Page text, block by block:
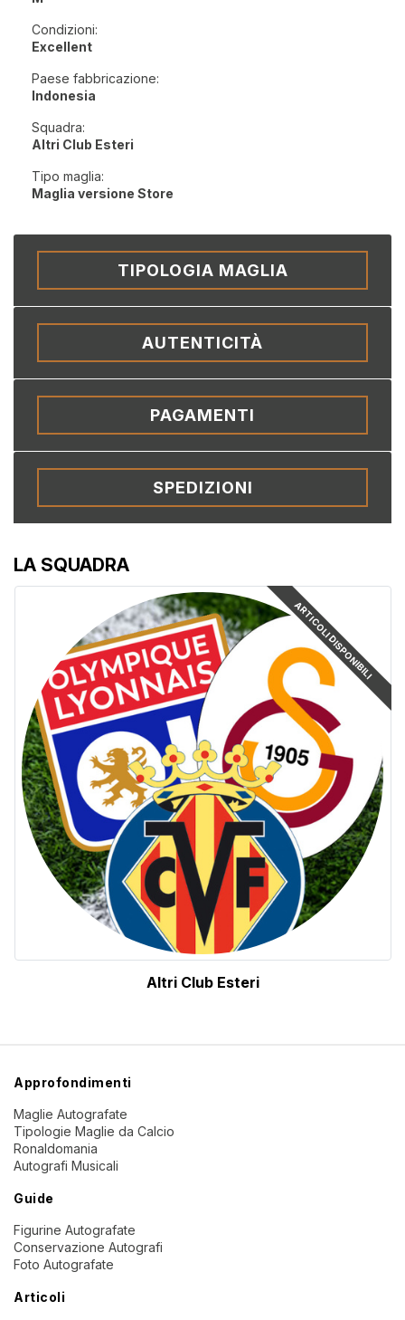
LA SQUADRA
ARTICOLI DISPONIBILI
Altri Club Esteri
Condizioni:
Excellent
Paese fabbricazione:
Indonesia
Squadra:
Altri Club Esteri
Tipo maglia:
Maglia versione Store
TIPOLOGIA MAGLIA
AUTENTICITÀ
PAGAMENTI
SPEDIZIONI
Approfondimenti
Maglie Autografate
Tipologie Maglie da Calcio
Ronaldomania
Autografi Musicali
Guide
Figurine Autografate
Conservazione Autografi
Foto Autografate
Articoli